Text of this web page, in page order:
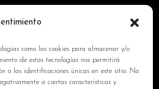
como las cookies para almacenar y/o
de estas tecnologías nos permitirá
o las identificaciones únicas en este sitio. No
a ciertas características y